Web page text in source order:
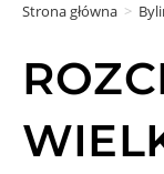
Strona główna >